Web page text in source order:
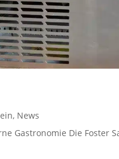
, News
Gastronomie Die Foster